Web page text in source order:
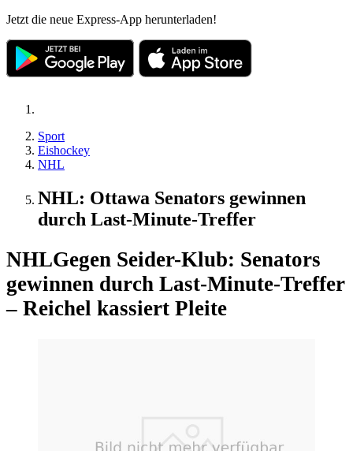
Jetzt die neue Express-App herunterladen!
Sport
Eishockey
NHL
NHL: Ottawa Senators gewinnen
durch Last-Minute-Treffer
NHLGegen Seider-Klub: Senators
gewinnen durch Last-Minute-Treffer
– Reichel kassiert Pleite